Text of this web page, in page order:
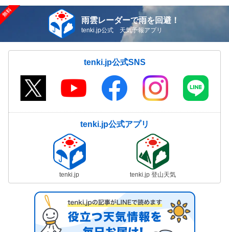
雨雲レーダーで雨を回避！
tenki.jp公式 天気予報アプリ
tenki.jp公式SNS
tenki.jp公式アプリ
tenki.jp tenki.jp 登山天気